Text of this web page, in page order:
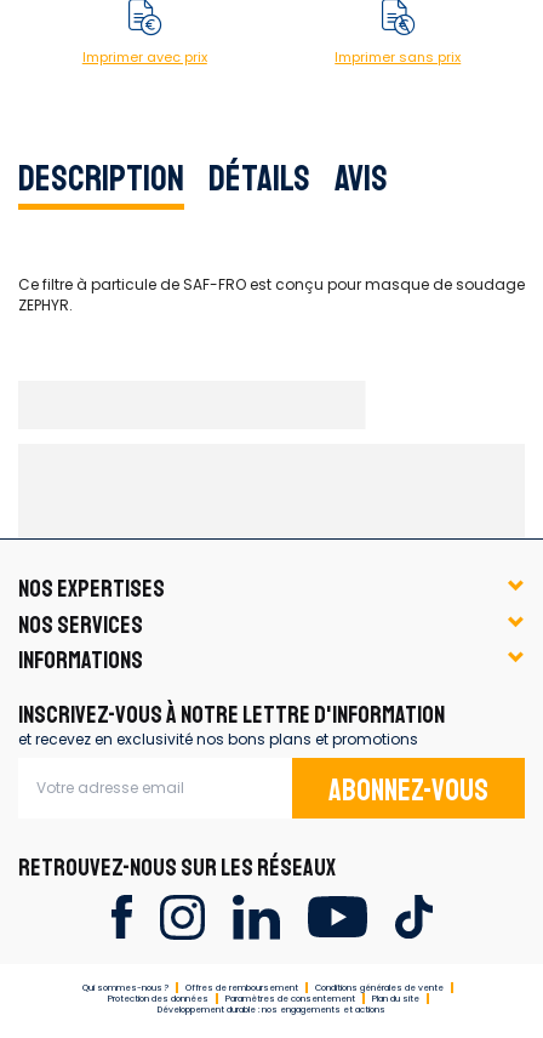
Imprimer avec prix Imprimer sans prix
Description Détails Avis
Ce filtre à particule de SAF-FRO est conçu pour masque de soudage
ZEPHYR.
NOS EXPERTISES
NOS SERVICES
INFORMATIONS
INSCRIVEZ-VOUS À NOTRE LETTRE D'INFORMATION
et recevez en exclusivité nos bons plans et promotions
Abonnez-vous
RETROUVEZ-NOUS SUR LES RÉSEAUX
Qui sommes-nous ? Offres de remboursement
Conditions générales de vente
Protection des données
Paramètres de consentement
Plan du site
Développement durable : nos engagements et actions